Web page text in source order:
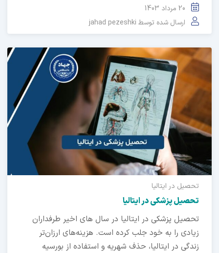
20 مرداد 1403
ارسال شده توسطjahad pezeshki
تحصیل در ایتالیا
تحصیل پزشکی در ایتالیا
تحصیل پزشکی در ایتالیا در سال های اخیر طرفداران
زیادی را به خود جلب کرده است. هزینه‌های ارزان‌تر
زندگی در ایتالیا، حذف شهریه و استفاده از بورسیه